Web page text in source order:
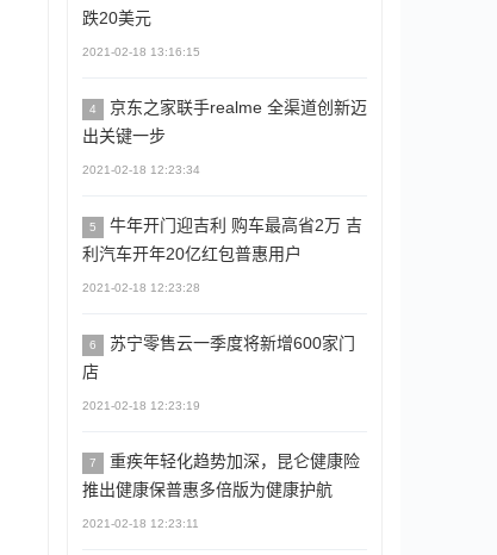
跌20美元
2021-02-18 13:16:15
4
京东之家联手realme 全渠道创新迈
出关键一步
2021-02-18 12:23:34
5
牛年开门迎吉利 购车最高省2万 吉
利汽车开年20亿红包普惠用户
2021-02-18 12:23:28
6
苏宁零售云一季度将新增600家门
店
2021-02-18 12:23:19
7
重疾年轻化趋势加深，昆仑健康险
推出健康保普惠多倍版为健康护航
2021-02-18 12:23:11